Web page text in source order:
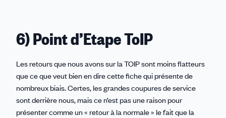
6) Point d’Etape ToIP
Les retours que nous avons sur la TOIP sont moins flatteurs
que ce que veut bien en dire cette fiche qui présente de
nombreux biais. Certes, les grandes coupures de service
sont derrière nous, mais ce n’est pas une raison pour
présenter comme un « retour à la normale » le fait que la